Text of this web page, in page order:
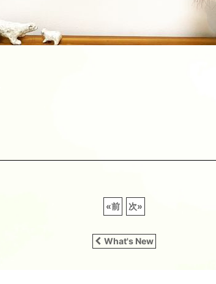
«前 次»
What's New